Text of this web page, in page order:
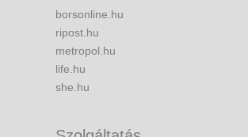
borsonline.hu
ripost.hu
metropol.hu
life.hu
she.hu